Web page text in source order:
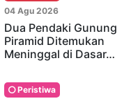
04 Agu 2026
Dua Pendaki Gunung
Piramid Ditemukan
Meninggal di Dasar…
Peristiwa